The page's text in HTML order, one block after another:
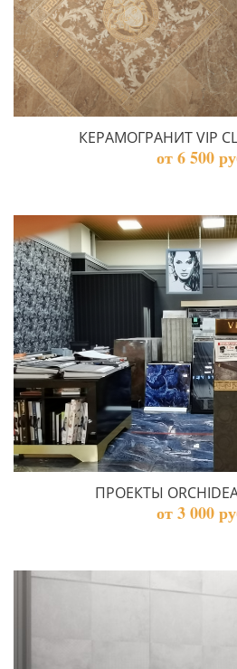
КЕРАМОГРАНИТ VIP
от 6 500
ПРОЕКТЫ ORCHIDEA
от 3 000